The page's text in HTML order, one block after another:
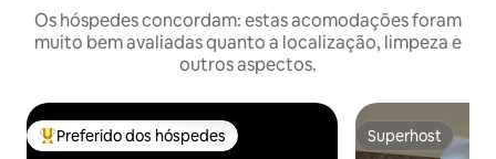
Os hóspedes concordam: estas acomodações foram
muito bem avaliadas quanto a localização, limpeza e
outros aspectos.
Entre os melhores preferidos dos hóspedes
Preferido dos hóspedes Superhost
Superhost